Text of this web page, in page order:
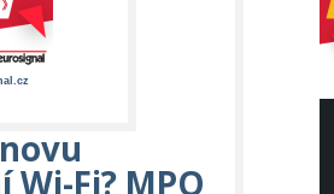
Fi? MPO